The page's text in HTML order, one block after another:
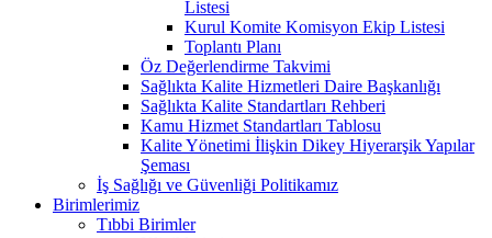
Listesi
Kurul Komite Komisyon Ekip Listesi
Toplantı Planı
Öz Değerlendirme Takvimi
Sağlıkta Kalite Hizmetleri Daire Başkanlığı
Sağlıkta Kalite Standartları Rehberi
Kamu Hizmet Standartları Tablosu
Kalite Yönetimi İlişkin Dikey Hiyerarşik Yapılar
Şeması
İş Sağlığı ve Güvenliği Politikamız
Birimlerimiz
Tıbbi Birimler